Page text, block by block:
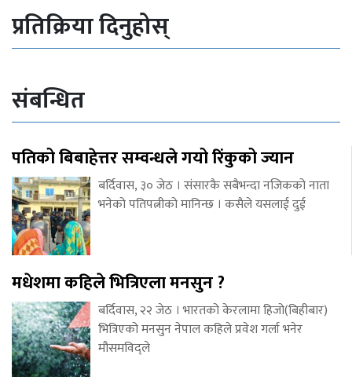
प्रतिक्रिया दिनुहोस्
संबन्धित
पतिको बिबाहेत्तर सम्वन्धले गयो रिंकुको ज्यान
बर्दिवास, ३० जेठ । संसारकै सबैभन्दा नजिकको नाता
भनेको पतिपत्नीको मानिन्छ । कसैले यसलाई दुई
मधेशमा कहिले भित्रिएला मनसुन ?
बर्दिवास, २२ जेठ । भारतको केरलामा हिजो(बिहीबार)
भित्रिएको मनसुन नेपाल कहिले प्रवेश गर्ला भनेर
मौसमविद्ले